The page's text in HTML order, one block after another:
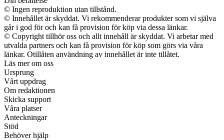
© Ingen reproduktion utan tillstånd.
© Innehållet är skyddat. Vi rekommenderar produkter som vi själva
går i god för och kan få provision för köp via dessa länkar.
© Copyright tillhör oss och allt innehåll är skyddat. Vi arbetar med
utvalda partners och kan få provision för köp som görs via våra
länkar. Otillåten användning av innehållet är inte tillåtet.
Läs mer om oss
Ursprung
Vårt uppdrag
Om redaktionen
Skicka support
Våra platser
Anteckningar
Stöd
Behöver hjälp